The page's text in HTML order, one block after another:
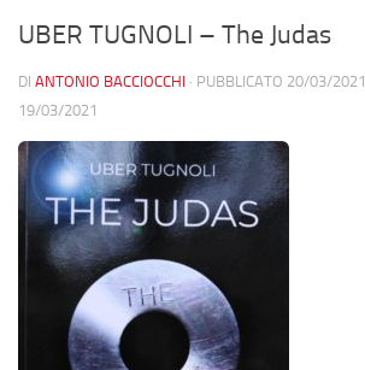
UBER TUGNOLI – The Judas
DI ANTONIO BACCIOCCHI · PUBBLICATO 20/03/2021
19/03/2021